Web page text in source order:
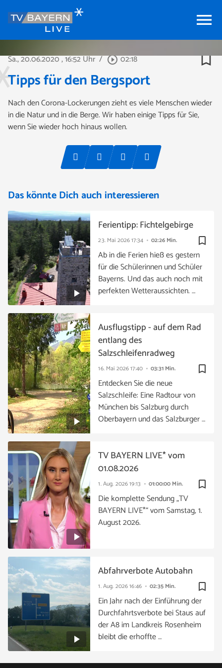
menu
Sa., 20.06.2020, 16:52 Uhr / play_circle_outline02:18 bookmark_border
Tipps für den Bergsport
Nach den Corona-Lockerungen zieht es viele Menschen wieder
in die Natur und in die Berge. Wir haben einige Tipps für Sie,
wenn Sie wieder hoch hinaus wollen.
Das könnte Dich auch interessieren
bookmark_border
23. Mai 202617:34 02:26 Min.
Ferientipp: Fichtelgebirge
Ab in die Ferien hieß es gestern
für die Schülerinnen und Schüler
Bayerns. Und das auch noch mit
perfekten Wetteraussichten. …
bookmark_border
16. Mai 202617:40 03:31 Min.
Ausflugstipp - auf dem Rad
entlang des
Salzschleifenradweg
Entdecken Sie die neue
Salzschleife: Eine Radtour von
München bis Salzburg durch
Oberbayern und das Salzburger …
bookmark_border
1. Aug. 202619:13 01:00:00 Min.
TV BAYERN LIVE* vom
01.08.2026
Die komplette Sendung „TV
BAYERN LIVE*“ vom Samstag, 1.
August 2026.
bookmark_border
1. Aug. 202616:46 02:35 Min.
Abfahrverbote Autobahn
Ein Jahr nach der Einführung der
Durchfahrtsverbote bei Staus auf
der A8 im Landkreis Rosenheim
bleibt die erhoffte …